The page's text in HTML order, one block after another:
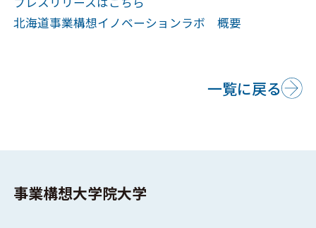
北海道事業構想イノベーションラボ 概要
一覧に戻る
事業構想大学院大学